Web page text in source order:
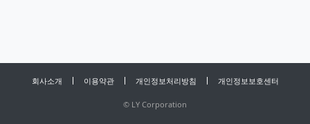
회사소개 이용약관 개인정보처리방침 개인정보보호센터
© LY Corporation